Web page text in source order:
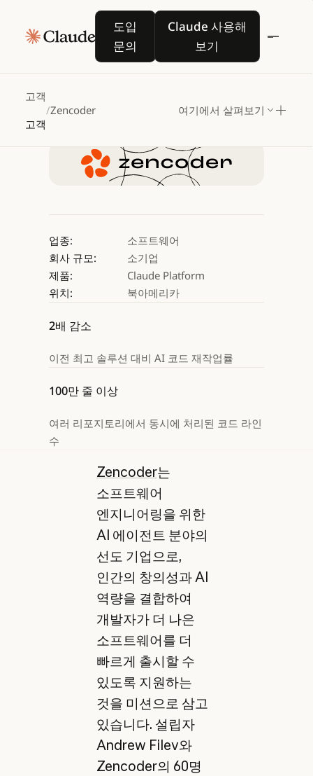
도입
문의
도입 문의
Claude 사용해
보기
Claude 사용해 보기
고객
고객
/Zencoder 여기에서 살펴보기
Zencoder,Claude
CodeSDK로 두자릿수
생산성향상달성
Claude 사용해 보기
Claude 사용해 보기
업종:
소프트웨어
회사 규모:
소기업
제품:
Claude Platform
위치:
북아메리카
2배 감소
이전 최고 솔루션 대비 AI 코드 재작업률
100만 줄 이상
여러 리포지토리에서 동시에 처리된 코드 라인
수
Zencoder는
소프트웨어
엔지니어링을 위한
AI 에이전트 분야의
선도 기업으로,
인간의 창의성과 AI
역량을 결합하여
개발자가 더 나은
소프트웨어를 더
빠르게 출시할 수
있도록 지원하는
것을 미션으로 삼고
있습니다. 설립자
Andrew Filev와
Zencoder의 60명